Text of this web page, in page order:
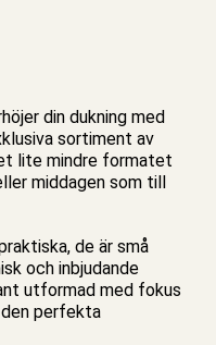
din dukning med
sortiment av
lite mindre formatet
middagen som till
de är små
och inbjudande
utformad med fokus
perfekta